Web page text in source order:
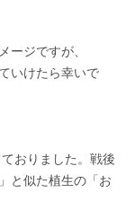
ージですが、
いけたら幸いで
おりました。戦後
と似た植生の「お